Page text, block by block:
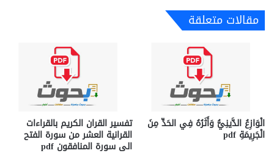
مقالات متعلقة
الْوَازِعُ الدَّينِيُّ وَأَثَرُهُ فِي الحَدِّ مِنَ
الْجَرِيمَةِ pdf
تفسير القران الكريم بالقراءات
القرانية العشر من سورة الفتح
الى سورة المنافقون pdf